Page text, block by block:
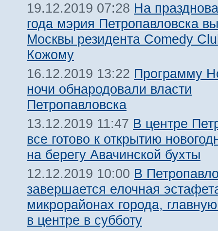
19.12.2019 07:28 На
года мэрия Петропавловска
Москвы резидента Comedy
Кожому
16.12.2019 13:22 Программу
ночи обнародовали власти
Петропавловска
13.12.2019 11:47 В центре
все готово к открытию
на берегу Авачинской бухты
12.12.2019 10:00 В
завершается елочная
микрорайонах города,
в центре в субботу